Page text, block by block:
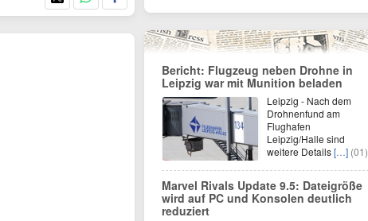
Bericht: Flugzeug neben Drohne in
Leipzig war mit Munition beladen
Leipzig - Nach dem
Drohnenfund am
Flughafen
Leipzig/Halle sind
weitere Details[…] (01)
Marvel Rivals Update 9.5: Dateigröße
wird auf PC und Konsolen deutlich
reduziert